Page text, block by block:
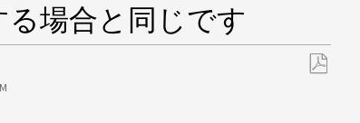
る場合と同じです